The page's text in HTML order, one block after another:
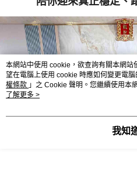
本網站中使用 cookie，欲查詢有關本網
望在電腦上使用 cookie 時應如何變更電
權條款 」之 Cookie 聲明。您繼續使用本
用條款之 Cookie 聲明使用 cookie。
了解更多 >
我知